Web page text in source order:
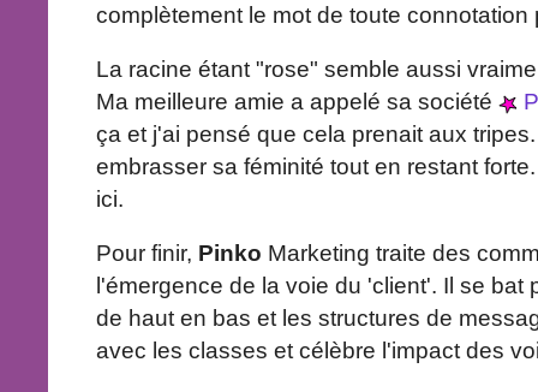
complètement le mot de toute connotation
La racine étant "rose" semble aussi
Ma meilleure amie a appelé sa société
ça et j'ai pensé que cela prenait aux
embrasser sa féminité tout en restant
ici.
Pour finir, Pinko Marketing traite des
l'émergence de la voie du 'client'. Il se bat
de haut en bas et les structures de
avec les classes et célèbre l'impact des